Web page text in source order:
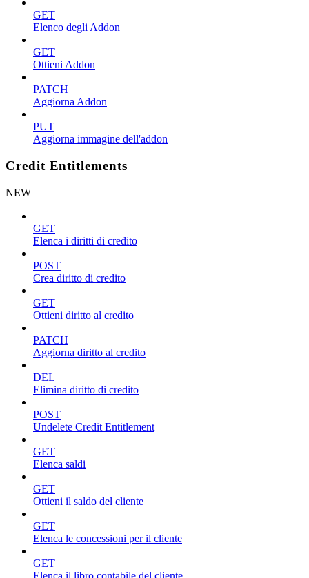
GET
Elenco degli Addon
GET
Ottieni Addon
PATCH
Aggiorna Addon
PUT
Aggiorna immagine dell'addon
Credit Entitlements
NEW
GET
Elenca i diritti di credito
POST
Crea diritto di credito
GET
Ottieni diritto al credito
PATCH
Aggiorna diritto al credito
DEL
Elimina diritto di credito
POST
Undelete Credit Entitlement
GET
Elenca saldi
GET
Ottieni il saldo del cliente
GET
Elenca le concessioni per il cliente
GET
Elenca il libro contabile del cliente